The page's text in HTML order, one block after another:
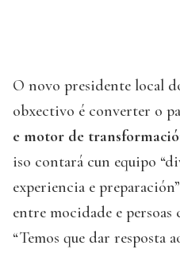
O novo presidente local
obxectivo é converter o
e motor de
iso contará cun equipo
experiencia e
entre mocidade e
“Temos que dar resposta